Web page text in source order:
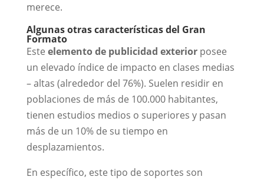
merece.
Algunas otras características del Gran
Formato
Este elemento de publicidad exteriorposee
un elevado índice de impacto en clases medias
– altas (alrededor del 76%). Suelen residir en
poblaciones de más de 100.000 habitantes,
tienen estudios medios o superiores y pasan
más de un 10% de su tiempo en
desplazamientos.
En específico, este tipo de soportes son